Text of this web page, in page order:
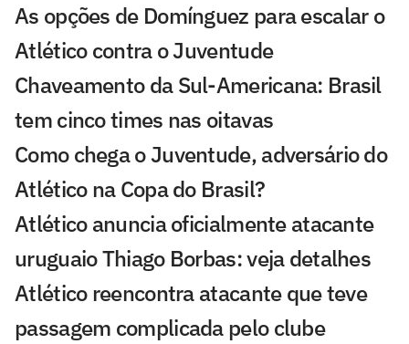
As opções de Domínguez para escalar o
Atlético contra o Juventude
Chaveamento da Sul-Americana: Brasil
tem cinco times nas oitavas
Como chega o Juventude, adversário do
Atlético na Copa do Brasil?
Atlético anuncia oficialmente atacante
uruguaio Thiago Borbas: veja detalhes
Atlético reencontra atacante que teve
passagem complicada pelo clube